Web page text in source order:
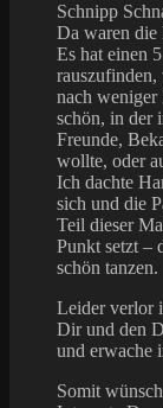
Schnipp
Da waren die
Es hat einen
nach weniger
schön, in der
Freunde,
wollte, oder
Ich dachte
sich und die
Teil dieser
Punkt setzt –
schön tanzen.
Leider verlor
Dir und den
und erwache
Somit